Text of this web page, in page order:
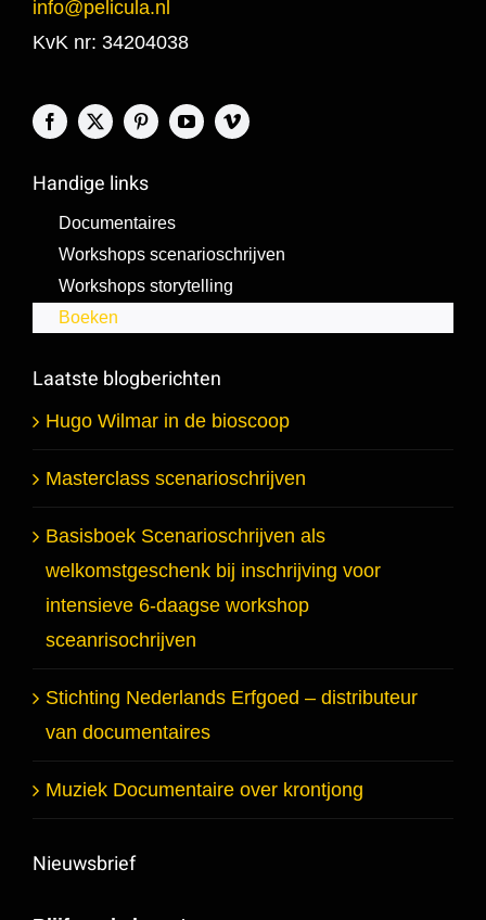
info@pelicula.nl
KvK nr: 34204038
Handige links
Documentaires
Workshops scenarioschrijven
Workshops storytelling
Boeken
Laatste blogberichten
Hugo Wilmar in de bioscoop
Masterclass scenarioschrijven
Basisboek Scenarioschrijven als
welkomstgeschenk bij inschrijving voor
intensieve 6-daagse workshop
sceanrisochrijven
Stichting Nederlands Erfgoed – distributeur
van documentaires
Muziek Documentaire over krontjong
Nieuwsbrief